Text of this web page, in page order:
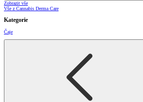
Zobrazit vše
Vše z Cannabis Derma Care
Kategorie
Čaje